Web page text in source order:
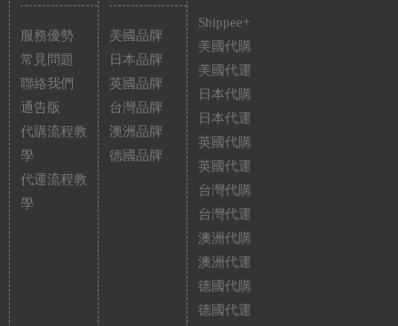
服務優勢
常見問題
聯絡我們
通告版
代購流程教
學
代運流程教
學
美國品牌
日本品牌
英國品牌
台灣品牌
澳洲品牌
德國品牌
Shippee+
美國代購
美國代運
日本代購
日本代運
英國代購
英國代運
台灣代購
台灣代運
澳洲代購
澳洲代運
德國代購
德國代運